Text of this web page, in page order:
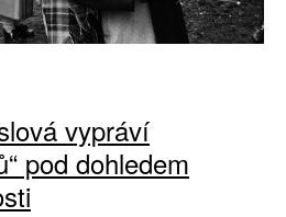
vypráví
pod dohledem